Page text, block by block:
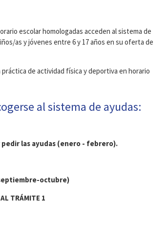
escolar homologadas acceden al sistema de
as y jóvenes entre 6 y 17 años en su oferta de
de actividad física y deportiva en horario
al sistema de ayudas:
las ayudas (enero - febrero).
octubre)
TRÁMITE 1